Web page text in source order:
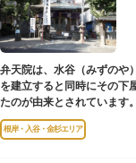
弁天院は、水谷（みずのや
を建立すると同時にその下
たのが由来とされています
根岸・入谷・金杉エリア